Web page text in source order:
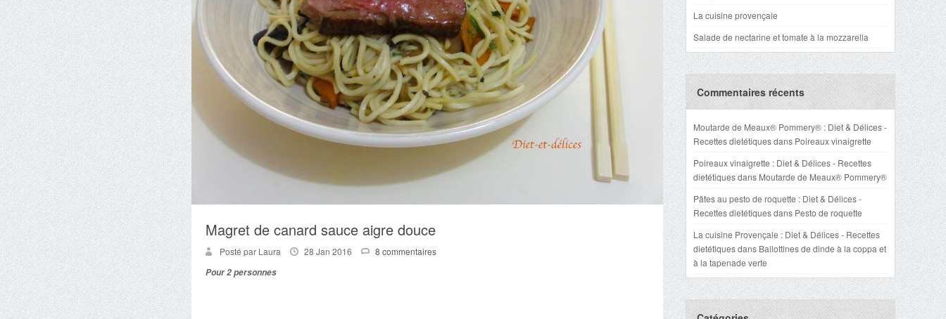
Magret de canard sauce aigre douce
Posté par Laura 28 Jan 2016
8 commentaires
Pour 2 personnes
La cuisine provençale
Salade de nectarine et tomate à la mozzarella
Commentaires récents
Moutarde de Meaux® Pommery® : Diet & Délices -
Recettes dietétiquesdans Poireaux vinaigrette
Poireaux vinaigrette : Diet & Délices - Recettes
dietétiquesdans Moutarde de Meaux® Pommery®
Pâtes au pesto de roquette : Diet & Délices -
Recettes dietétiquesdans Pesto de roquette
La cuisine Provençale : Diet & Délices - Recettes
dietétiquesdans Ballottines de dinde à la coppa et
à la tapenade verte